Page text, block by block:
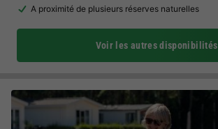
A proximité de plusieurs réserves naturelles
Voir les autres disponibilités